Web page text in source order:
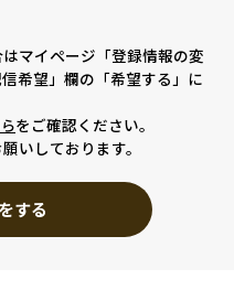
マイページ「登録情報の変
希望」欄の「希望する」に
をご確認ください。
いしております。
する